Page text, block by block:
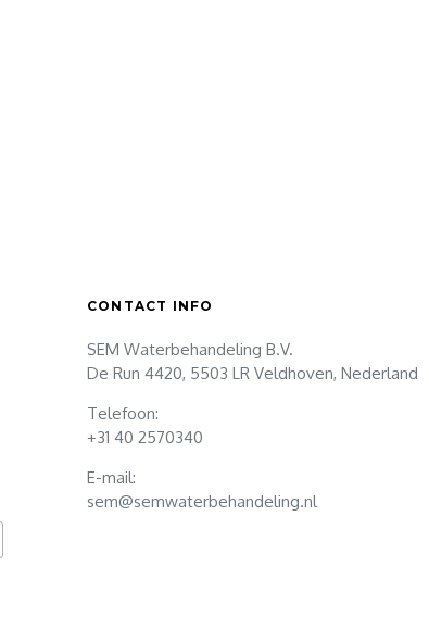
CONTACT INFO
SEM Waterbehandeling B.V.
De Run 4420, 5503 LR Veldhoven, Nederland
Telefoon:
+31 40 2570340
E-mail:
sem@semwaterbehandeling.nl